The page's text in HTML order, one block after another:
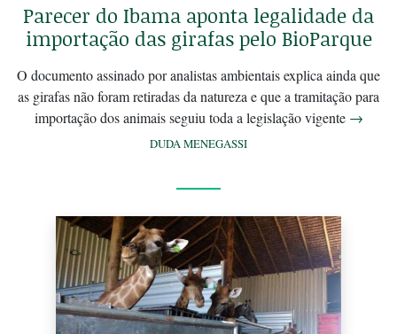
Parecer do Ibama aponta legalidade da
importação das girafas pelo BioParque
O documento assinado por analistas ambientais explica ainda que
as girafas não foram retiradas da natureza e que a tramitação para
importação dos animais seguiu toda a legislação vigente →
DUDA MENEGASSI